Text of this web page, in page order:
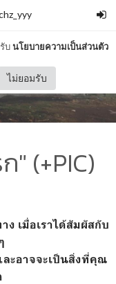
บนโยบายความเป็นส่วนตัว
ไม่ยอมรับ
" (+PIC)
ง เมื่อเราได้สัมผัสกับ
ละอาจจะเป็นสิ่งที่คุณ